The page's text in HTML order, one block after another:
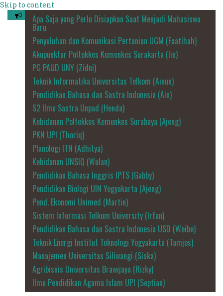
Skip to content
Apa Saja yang Perlu Disiapkan Saat Menjadi Mahasiswa
Baru
Penyuluhan dan Komunikasi Pertanian UGM (Faatihah)
Akupunktur Poltekkes Kemenkes Surakarta (Iin)
PG PAUD UNY (Zidni)
Teknik Informatika Universitas Telkom (Ainun)
Pendidikan Bahasa dan Sastra Indonesia (Ain)
S2 Ilmu Sastra Unpad (Henda)
Kebidanan Poltekkes Kemenkes Surabaya (Ajeng)
PKN UPI (Thoriq)
Planologi ITN (Adhitya)
Kebidanan UNSIQ (Wulan)
Pendidikan Bahasa Inggris IPTS (Gabby)
Pendidikan Biologi UIN Yogyakarta (Ajeng)
Pend. Ekonomi Unimed (Martin)
Sistem Informasi Telkom University (Irfan)
Pendidikan Bahasa dan Sastra Indonesia USD (Weibe)
Teknik Energi Institut Teknologi Yogyakarta (Tamjos)
Manajemen Universitas Siliwangi (Siska)
Agribisnis Universitas Brawijaya (Rizky)
Ilmu Pendidikan Agama Islam UPI (Septian)